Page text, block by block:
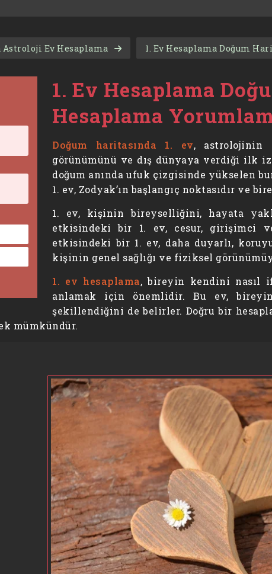
Ev Hesaplama 1. Ev Hesaplama Doğum
1. Ev Hesaplama
Hesaplama
Doğum haritasında 1. ev, astrolojinin
görünümünü ve dış dünyaya verdiği ilk
doğum anında ufuk çizgisinde yükselen
1. ev, Zodyak’ın başlangıç noktasıdır
1. ev, kişinin bireyselliğini, hayata
etkisindeki bir 1. ev, cesur, girişimci
etkisindeki bir 1. ev, daha duyarlı,
kişinin genel sağlığı ve fiziksel
1. ev hesaplama, bireyin kendini nasıl
anlamak için önemlidir. Bu ev,
şekillendiğini de belirler. Doğru bir
mümkündür.